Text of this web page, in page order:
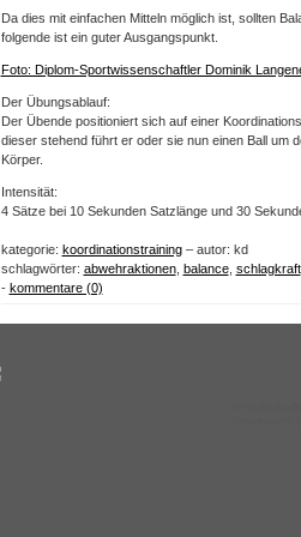
Da dies mit einfachen Mitteln möglich ist, sollten
folgende ist ein guter Ausgangspunkt.
Foto: Diplom-Sportwissenschaftler Dominik
Der Übungsablauf:
Der Übende positioniert sich auf einer
dieser stehend führt er oder sie nun einen Ball um
Körper.
Intensität:
4 Sätze bei 10 Sekunden Satzlänge und 30
kategorie: koordinationstraining– autor: kd
schlagwörter: abwehraktionen, balance, schlagkraft,
- kommentare (0)